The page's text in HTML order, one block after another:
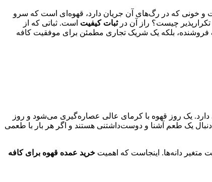
و خونی که در رگ‌های آن جریان دارد، قهوه‌ای است که سرو
چیست؟ راز آن درثبات کیفیت است. ثباتی که از
فروشنده، بلکه یک شریک تجاری مطمئن برای موفقیت کافه
یک روز قهوه با کرمای عالی عصاره‌گیری می‌شود و روز
یک طعم آشنا و دوست‌داشتنی هستند و اگر هر بار با طعمی
متغیر دانه‌ها. اینجاست که اهمیت خرید عمده قهوه برای کافه